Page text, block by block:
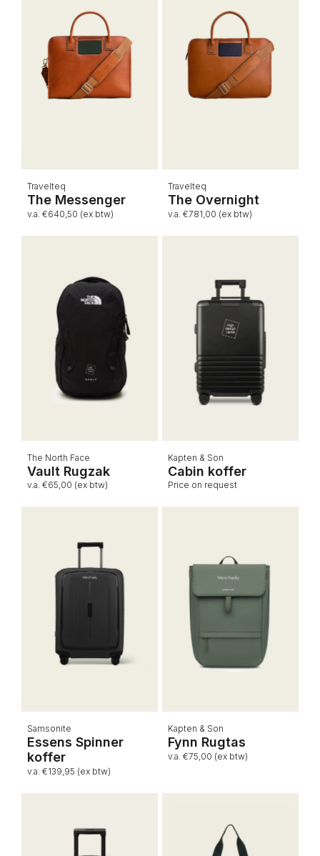
Travelteq
The Messenger
v.a. €640,50 (ex btw)
Travelteq
The Overnight
v.a. €781,00 (ex btw)
The North Face
Vault Rugzak
v.a. €65,00 (ex btw)
Kapten & Son
Cabin koffer
Price on request
Samsonite
Essens Spinner
koffer
v.a. €139,95 (ex btw)
Kapten & Son
Fynn Rugtas
v.a. €75,00 (ex btw)